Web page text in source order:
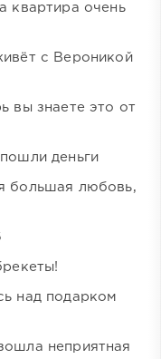
квартира очень
с Вероникой
вы знаете это от
деньги
большая любовь,
над подарком
неприятная